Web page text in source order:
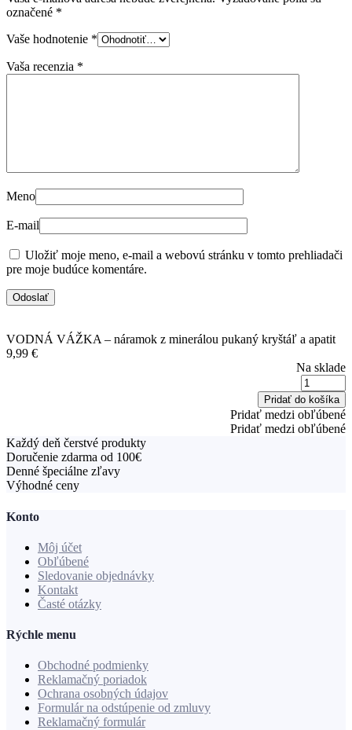
označené *
Vaše hodnotenie *
Vaša recenzia *
Meno
E-mail
Uložiť moje meno, e-mail a webovú stránku v tomto prehliadači
pre moje budúce komentáre.
VODNÁ VÁŽKA – náramok z minerálou pukaný kryštáľ a apatit
9,99 €
Na sklade
-
z
Pridať do košíka
Pridať medzi obľúbené
Pridať medzi obľúbené
Každý deň čerstvé produkty
Doručenie zdarma od 100€
Denné špeciálne zľavy
Výhodné ceny
Konto
Môj účet
Obľúbené
Sledovanie objednávky
Kontakt
Časté otázky
Rýchle menu
Obchodné podmienky
Reklamačný poriadok
Ochrana osobných údajov
Formulár na odstúpenie od zmluvy
Reklamačný formulár